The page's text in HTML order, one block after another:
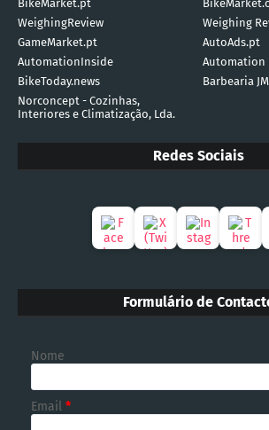
BikeMarket.pt
WeighingReview
Weighing
GameMarket.pt
AutoAds.pt
AutomationInside
Automation
BikeToday.news
Barbearia JM
Norconcept - Cozinhas,
Interiores e Climatização, Lda.
Redes Sociais
Formulário de
Nome
Email *